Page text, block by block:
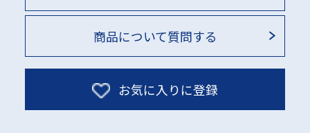
商品について質問する
お気に入りに登録